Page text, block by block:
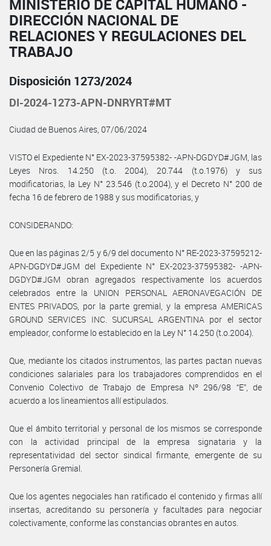
MINISTERIO DE CAPITAL HUMANO -
DIRECCIÓN NACIONAL DE
RELACIONES Y REGULACIONES DEL
TRABAJO
Disposición 1273/2024
DI-2024-1273-APN-DNRYRT#MT
Ciudad de Buenos Aires, 07/06/2024
VISTO el Expediente N° EX-2023-37595382- -APN-DGDYD#JGM, las
Leyes Nros. 14.250 (t.o. 2004), 20.744 (t.o.1976) y sus
modificatorias, la Ley N° 23.546 (t.o.2004), y el Decreto N° 200 de
fecha 16 de febrero de 1988 y sus modificatorias, y
CONSIDERANDO:
Que en las páginas 2/5 y 6/9 del documento N° RE-2023-37595212-
APN-DGDYD#JGM del Expediente N° EX-2023-37595382- -APN-
DGDYD#JGM obran agregados respectivamente los acuerdos
celebrados entre la UNION PERSONAL AERONAVEGACIÓN DE
ENTES PRIVADOS, por la parte gremial, y la empresa AMERICAS
GROUND SERVICES INC. SUCURSAL ARGENTINA por el sector
empleador, conforme lo establecido en la Ley N° 14.250 (t.o.2004).
Que, mediante los citados instrumentos, las partes pactan nuevas
condiciones salariales para los trabajadores comprendidos en el
Convenio Colectivo de Trabajo de Empresa Nº 296/98 “E”, de
acuerdo a los lineamientos allí estipulados.
Que el ámbito territorial y personal de los mismos se corresponde
con la actividad principal de la empresa signataria y la
representatividad del sector sindical firmante, emergente de su
Personería Gremial.
Que los agentes negociales han ratificado el contenido y firmas allí
insertas, acreditando su personería y facultades para negociar
colectivamente, conforme las constancias obrantes en autos.